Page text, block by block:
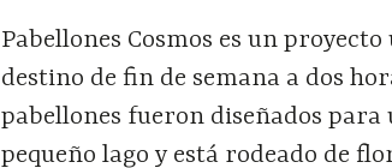
Pabellones Cosmos es un
destino de fin de semana a dos
pabellones fueron diseñados
pequeño lago y está rodeado de